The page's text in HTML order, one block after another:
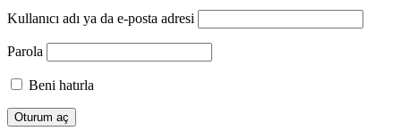
Kullanıcı adı ya da e-posta adresi
Parola
Beni hatırla